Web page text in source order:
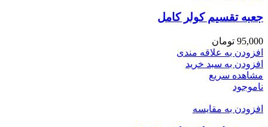
جعبه تقسیم کولر کامل
95,000 تومان
افزودن به علاقه مندی
افزودن به سبد خرید
مشاهده سریع
ناموجود
افزودن به مقایسه